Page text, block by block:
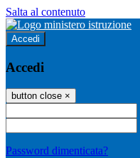
Salta al contenuto
Accedi
Accedi
button close ×
Password dimenticata?